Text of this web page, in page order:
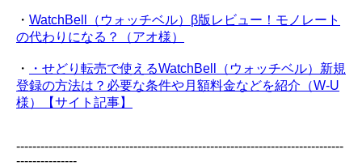
・ WatchBell（ウォッチベル）β版レビュー！モノレート
の代わりになる？（アオ様）
・
・せどり転売で使えるWatchBell（ウォッチベル）新規
登録の方法は？必要な条件や月額料金などを紹介（W-U
様）【サイト記事】
---------------------------------------------------------------------------------
---------------